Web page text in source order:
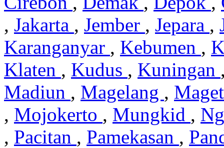
, Jakarta , Jember , Jepara ,
Karanganyar , Kebumen ,
Klaten , Kudus , Kuningan
Madiun , Magelang ,
, Mojokerto , Mungkid ,
, Pacitan , Pamekasan ,